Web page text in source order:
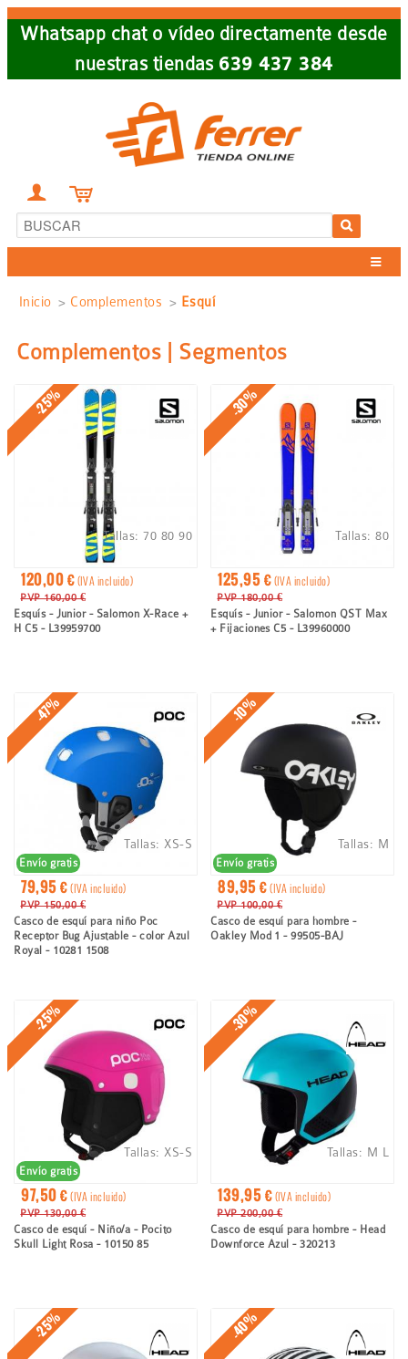
Skip
Whatsapp chat o vídeo directamente desde
nuestras tiendas 639 437 384
 
Sobrescribir
enlaces
ayuda
a
navegación
Inicio Complementos Esquí
Complementos | Segmentos
-25%
120,00 € (IVA incluido)
PVP 160,00 €
Esquís - Junior - Salomon X-Race +
H C5 - L39959700
Tallas:70 80 90
-30%
125,95 € (IVA incluido)
PVP 180,00 €
Esquís - Junior - Salomon QST Max
+ Fijaciones C5 - L39960000
Tallas:80
Envío gratis
-47%
79,95 €(IVA incluido)
PVP 150,00 €
Casco de esquí para niño Poc
Receptor Bug Ajustable - color Azul
Royal - 10281 1508
Tallas:XS-S
Envío gratis
-10%
89,95 €(IVA incluido)
PVP 100,00 €
Casco de esquí para hombre -
Oakley Mod 1 - 99505-BAJ
Tallas: M
Envío gratis
-25%
97,50 €(IVA incluido)
PVP 130,00 €
Casco de esquí - Niño/a - Pocito
Skull Light Rosa - 10150 85
Tallas: XS-S
-30%
139,95 € (IVA incluido)
PVP 200,00 €
Casco de esquí para hombre - Head
Downforce Azul - 320213
Tallas: M L
-25% -40%